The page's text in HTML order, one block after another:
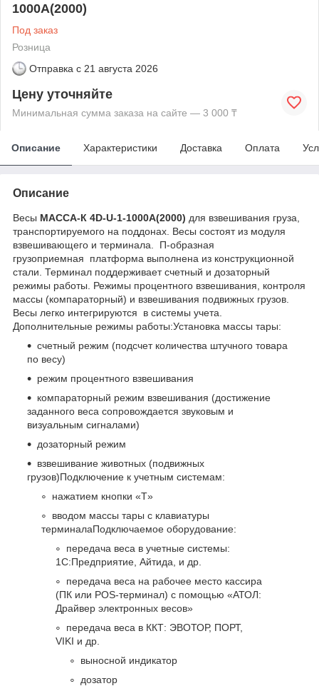
1000A(2000)
Под заказ
Розница
Отправка с 21 августа 2026
Цену уточняйте
Минимальная сумма заказа на сайте — 3 000 ₸
Описание Характеристики Доставка Оплата
Описание
Весы МАССА-К 4D-U-1-1000A(2000) для взвешивания груза,
транспортируемого на поддонах. Весы состоят из модуля
взвешивающего и терминала. П-образная
грузоприемная платформа выполнена из конструкционной
стали. Терминал поддерживает счетный и дозаторный
режимы работы. Режимы процентного взвешивания, контроля
массы (компараторный) и взвешивания подвижных грузов.
Весы легко интегрируются в системы учета.
Дополнительные режимы работы:Установка массы тары:
счетный режим (подсчет количества штучного товара
по весу)
режим процентного взвешивания
компараторный режим взвешивания (достижение
заданного веса сопровождается звуковым и
визуальным сигналами)
дозаторный режим
взвешивание животных (подвижных
грузов)Подключение к учетным системам:
нажатием кнопки «T»
вводом массы тары с клавиатуры
терминалаПодключаемое оборудование:
передача веса в учетные системы:
1С:Предприятие, Айтида, и др.
передача веса на рабочее место кассира
(ПК или POS-терминал) с помощью «АТОЛ:
Драйвер электронных весов»
передача веса в ККТ: ЭВОТОР, ПОРТ,
VIKI и др.
выносной индикатор
дозатор